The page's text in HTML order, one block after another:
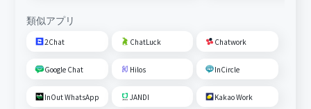
類似アプリ
2Chat ChatLuck Chatwork
Google Chat Hilos InCircle
InOut WhatsApp JANDI Kakao Work